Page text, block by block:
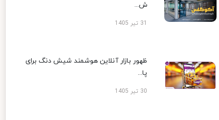
ش...
ظهور بازار آنلاین هوشمند شیش دنگ برای
پا...
30 تیر 1405